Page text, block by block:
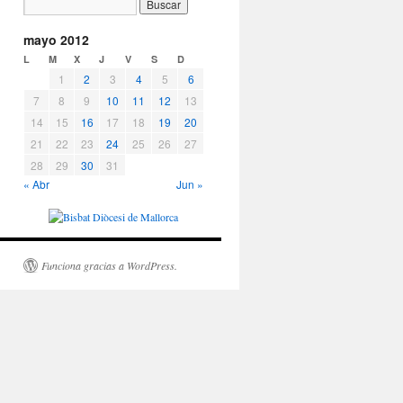
mayo 2012
L M X J V S D
1 2 3 4 5
6
7
8 9 10 11 12
13
14
15 16 17 18 19
20
21
22 23 24 25 26
27
28
29 30
31
« Abr
Jun »
Funciona gracias a WordPress.